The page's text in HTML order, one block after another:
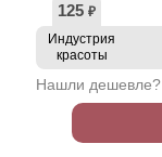
125 ₽
Индустрия
красоты
Нашли дешевле?